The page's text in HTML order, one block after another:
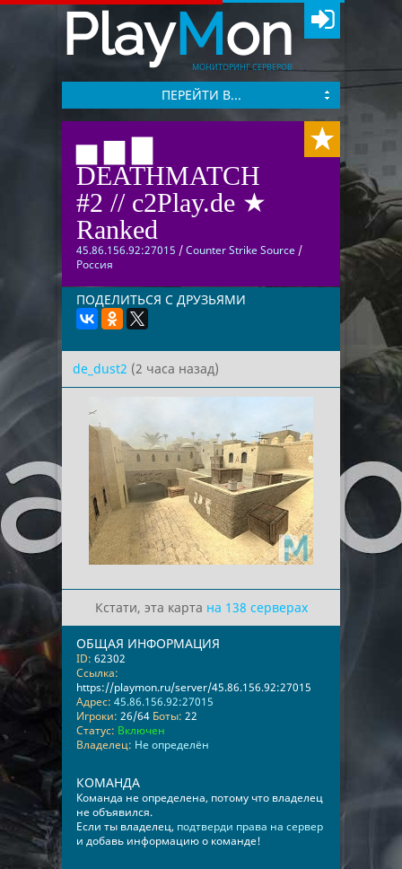
PlayMon
МОНИТОРИНГ СЕРВЕРОВ
ПЕРЕЙТИ В...
▅ ▆ ▇
DEATHMATCH
#2 // c2Play.de ★
Ranked
45.86.156.92:27015 /Counter Strike Source /
Россия
ПОДЕЛИТЬСЯ С ДРУЗЬЯМИ
de_dust2 (2 часа назад)
Кстати, эта карта на 138 серверах
ОБЩАЯ ИНФОРМАЦИЯ
ID: 62302
Ссылка:
https://playmon.ru/server/45.86.156.92:27015
Адрес: 45.86.156.92:27015
Игроки: 26/64 Боты: 22
Статус: Включен
Владелец: Не определён
КОМАНДА
Команда не определена, потому что владелец
не объявился.
Если ты владелец, подтверди права на сервер
и добавь информацию о команде!